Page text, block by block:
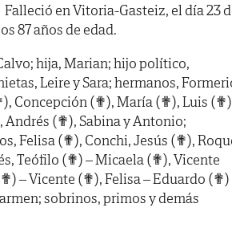
Falleció en Vitoria-Gasteiz, el día 23
87 años de edad.
hija, Marian; hijo político,
Leire y Sara; hermanos,
Concepción (✟), María (✟), Luis
(✟), Sabina y Antonio;
Felisa (✟), Conchi, Jesús (✟),
Teófilo (✟) – Micaela (✟), Vicente
– Vicente (✟), Felisa – Eduardo (✟)
sobrinos, primos y demás